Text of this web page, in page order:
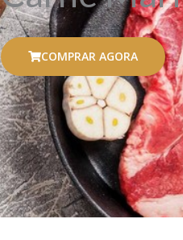
COMPRAR AGORA